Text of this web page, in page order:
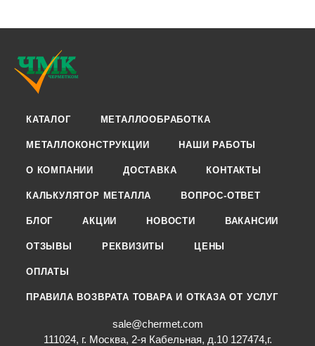
КАТАЛОГ МЕТАЛЛООБРАБОТКА
МЕТАЛЛОКОНСТРУКЦИИ НАШИ РАБОТЫ
О КОМПАНИИ ДОСТАВКА КОНТАКТЫ
КАЛЬКУЛЯТОР МЕТАЛЛА ВОПРОС-ОТВЕТ
БЛОГ АКЦИИ НОВОСТИ ВАКАНСИИ
ОТЗЫВЫ РЕКВИЗИТЫ ЦЕНЫ
ОПЛАТЫ
ПРАВИЛА ВОЗВРАТА ТОВАРА И ОТКАЗА ОТ УСЛУГ
sale@chermet.com
111024, г. Москва, 2-я Кабельная, д.10 127474,г.